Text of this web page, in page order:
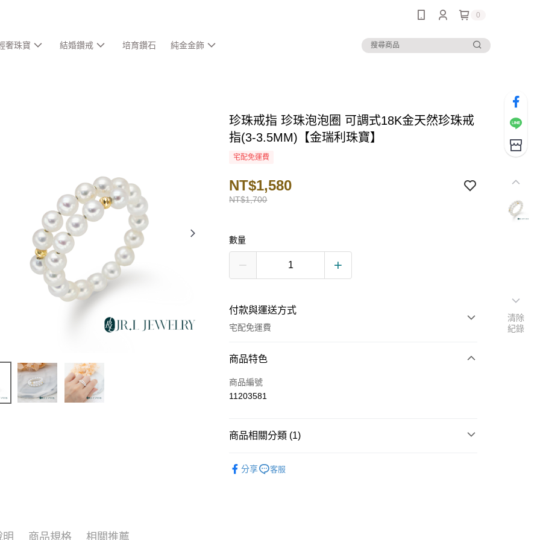
0
奢珠寶 結婚鑽戒 培育鑽石 純金金飾
珍珠戒指 珍珠泡泡圈 可調式18K金天然珍珠戒
指(3-3.5MM)【金瑞利珠寶】
宅配免運費
NT$1,700
NT$1,580
數量
付款與運送方式
宅配免運費
付款方式
信用卡一次付款
ATM付款
商品特色
商品編號
11203581
商品相關分類 (1)
分享
客服
明 商品規格 相關推薦
清除
紀錄